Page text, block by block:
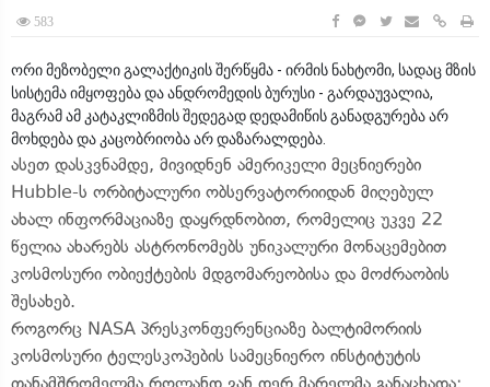
583
ორი მეზობელი გალაქტიკის შერწყმა - ირმის ნახტომი, სადაც მზის
სისტემა იმყოფება და ანდრომედის ბურუსი - გარდაუვალია,
მაგრამ ამ კატაკლიზმის შედეგად დედამიწის განადგურება არ
მოხდება და კაცობრიობა არ დაზარალდება.
ასეთ დასკვნამდე, მივიდნენ ამერიკელი მეცნიერები
Hubble-ს ორბიტალური ობსერვატორიიდან მიღებულ
ახალ ინფორმაციაზე დაყრდნობით, რომელიც უკვე 22
წელია ახარებს ასტრონომებს უნიკალური მონაცემებით
კოსმოსური ობიექტების მდგომარეობისა და მოძრაობის
შესახებ.
როგორც NASA პრესკონფერენციაზე ბალტიმორიის
კოსმოსური ტელესკოპების სამეცნიერო ინსტიტუტის